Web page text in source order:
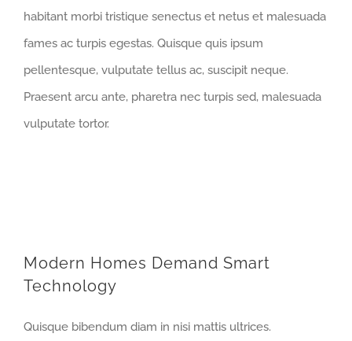
habitant morbi tristique senectus et netus et malesuada
fames ac turpis egestas. Quisque quis ipsum
pellentesque, vulputate tellus ac, suscipit neque.
Praesent arcu ante, pharetra nec turpis sed, malesuada
vulputate tortor.
Modern Homes Demand Smart
Technology
Quisque bibendum diam in nisi mattis ultrices.